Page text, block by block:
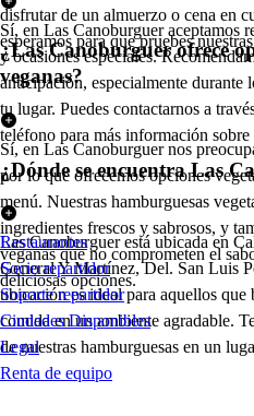
disfrutar de un almuerzo o cena en
esperamos para que pruebes
Sí, en Las Canoburguer aceptamos
y ocasiones especiales.
anticipación, especialmente durante
tu lugar. Puedes contactarnos a
teléfono para más información sobre
¿Las Canoburguer ofrece
veganas?
Sí, en Las Canoburguer nos
por lo que ofrecemos opciones
menú. Nuestras hamburguesas
ingredientes frescos y sabrosos, y
veganas que no comprometen el
deliciosas opciones.
¿Dónde se encuentra Las
Las Canoburguer está ubicada en
General Y Martínez, Del. San Luis
ubicación es ideal para aquellos que
comida en un ambiente agradable.
de nuestras hamburguesas en un
Restaurantes
Socio repartidor
Soporte repartidor
Ciudades Disponibles
Legal
Renta de equipo